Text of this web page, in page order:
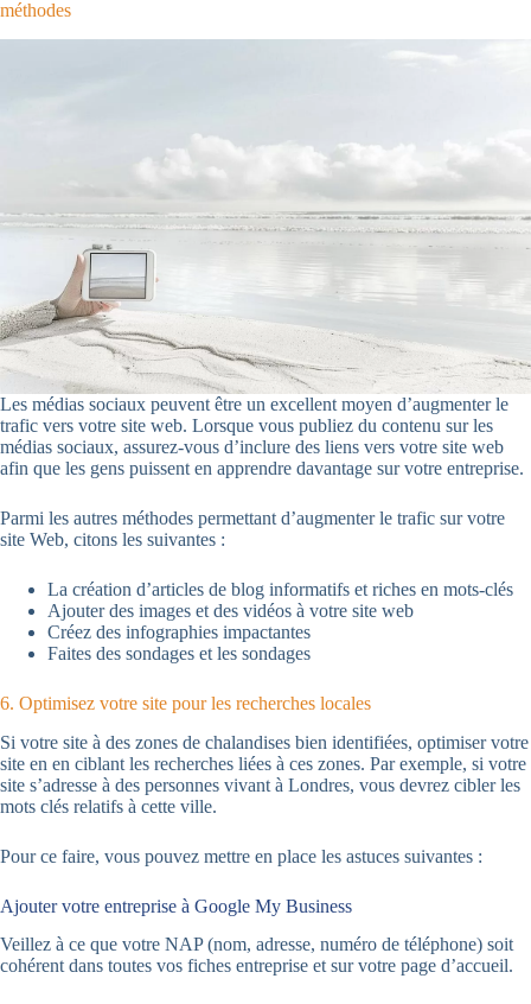
méthodes
Les médias sociaux peuvent être un excellent moyen d’augmenter le
trafic vers votre site web. Lorsque vous publiez du contenu sur les
médias sociaux, assurez-vous d’inclure des liens vers votre site web
afin que les gens puissent en apprendre davantage sur votre entreprise.
Parmi les autres méthodes permettant d’augmenter le trafic sur votre
site Web, citons les suivantes :
La création d’articles de blog informatifs et riches en mots-clés
Ajouter des images et des vidéos à votre site web
Créez des infographies impactantes
Faites des sondages et les sondages
6. Optimisez votre site pour les recherches locales
Si votre site à des zones de chalandises bien identifiées, optimiser votre
site en en ciblant les recherches liées à ces zones. Par exemple, si votre
site s’adresse à des personnes vivant à Londres, vous devrez cibler les
mots clés relatifs à cette ville.
Pour ce faire, vous pouvez mettre en place les astuces suivantes :
Ajouter votre entreprise à Google My Business
Veillez à ce que votre NAP (nom, adresse, numéro de téléphone) soit
cohérent dans toutes vos fiches entreprise et sur votre page d’accueil.